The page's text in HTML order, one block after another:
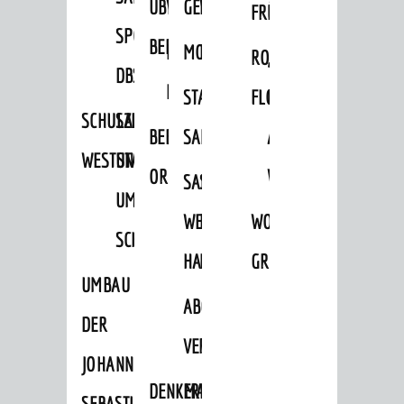
SPORTHALLE
DBS
SCHULZENTRUM
WESTSTADT
SANIERUNG-
UND
UMBAUMASSNAHME S
CHLOSS
UMBAU
DER
JOHANN-
ÜBER
BEBAUUNGSPLÄNE
VERFAHREN
BEBAUUNGSPLÄNE
KERNSTADT
BEBAUUNGSPLÄNE
ORTSTEILE
EINZELHANDELSKONZEPT
MOBILFUNKKONZEPT
LÄRMAKTIONSPLAN
STADTERNEUERUNG/-
SANIERUNG
SANIERUNG
WESTLICH
HAUPTBAHNHOF
SANIERUNGSGEBIET
HILDEBRANDSCHE
MÜHLE
ABGESCHLOSSENE
VERFAHREN
DENKMALSCHUTZ
ERHALTUNGSSATZUNGEN
FRÜHLING
HERBST
RODENSTEINER
FLOHMARKT
„WOINEM
LIVE“
AM
WINDECKPLATZ
WOCHENMARKT
GROOVE